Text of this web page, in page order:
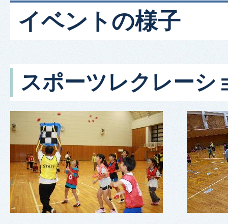
イベントの様子
スポーツレクレーシ